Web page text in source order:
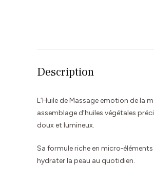
Description
L’Huile de Massage emotion de la
assemblage d’huiles végétales
doux et lumineux.
Sa formule riche en
hydrater la peau au quotidien.